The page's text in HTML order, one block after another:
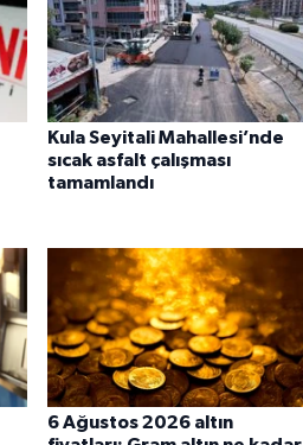
Kula Seyitali Mahallesi’nde
sıcak asfalt çalışması
tamamlandı
6 Ağustos 2026 altın